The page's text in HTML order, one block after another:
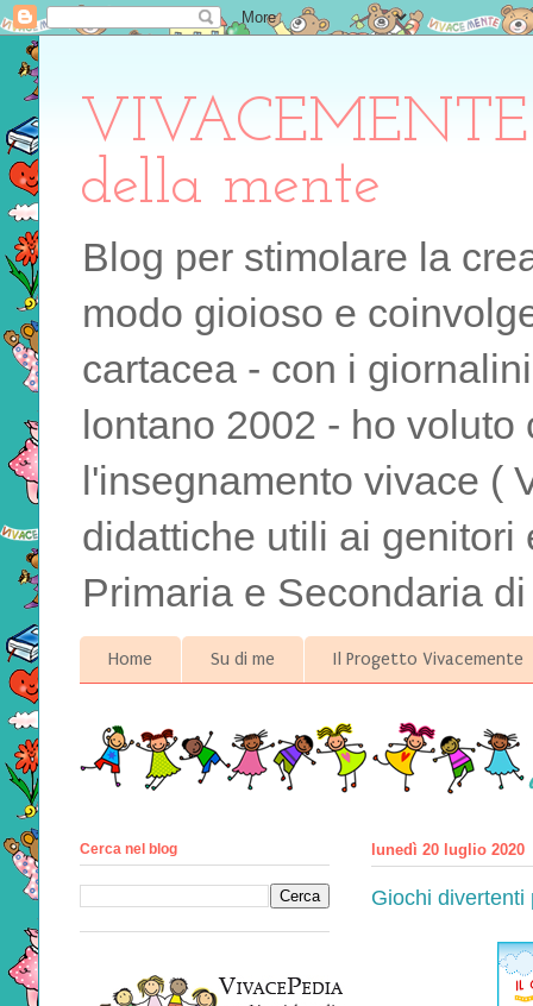
della mente
Blog per stimolare la
modo gioioso e
cartacea - con i
lontano 2002 - ho
l'insegnamento vivace (
didattiche utili ai
Primaria e Secondaria
Home Su di me Il Progetto Vivacemente
lunedì 20 luglio 2020
Giochi
Cerca nel blog